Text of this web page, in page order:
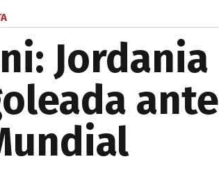
Jordania
ante